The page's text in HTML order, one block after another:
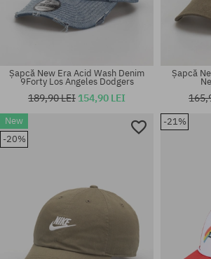
mărime universală
Șapcă New Era Acid Wash Denim
9Forty Los Angeles Dodgers
189,90 LEI 154,90 LEI
Șapcă
New
-20%
-21%